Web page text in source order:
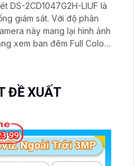
DS-2CD1047G2H-LIUF là
Với độ phân
này mang lại hình ảnh
ĐỀ XUẤT